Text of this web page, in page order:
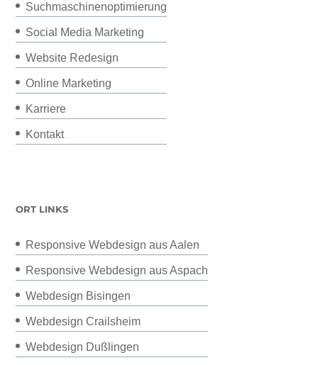
Suchmaschinenoptimierung
Social Media Marketing
Website Redesign
Online Marketing
Karriere
Kontakt
ORT LINKS
Responsive Webdesign aus Aalen
Responsive Webdesign aus Aspach
Webdesign Bisingen
Webdesign Crailsheim
Webdesign Dußlingen